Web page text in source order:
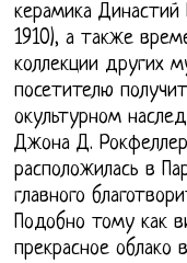
керамика Династий
1910), а также
коллекции других
посетителю
окультурном
Джона Д.
расположилась в
главного
Подобно тому как
прекрасное облако